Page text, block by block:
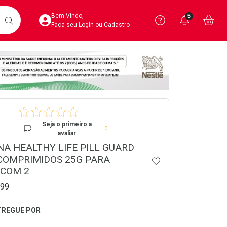
BUSCARAcesse sua Conta
Bem Vindo,
Faça seu Login ou Cadastro
Precisa
Ver Recursos
Você
5
Seja o primeiro a
avaliar
0
HEALTHY LIFE PILL GUARD
25G PARA
2
ADICIONAR AOS